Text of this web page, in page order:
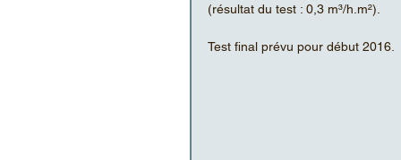
(résultat du test : 0,3 m³/h.m²).
Test final prévu pour début 2016.